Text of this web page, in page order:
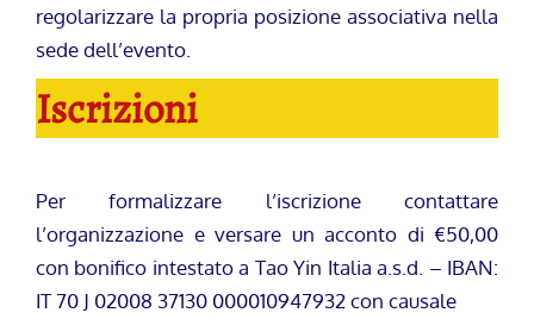
regolarizzare la propria posizione associativa nella
sede dell’evento.
Iscrizioni
Per formalizzare l’iscrizione contattare
l’organizzazione e versare un acconto di €50,00
con bonifico intestato a Tao Yin Italia a.s.d. – IBAN:
IT 70 J 02008 37130 000010947932 con causale